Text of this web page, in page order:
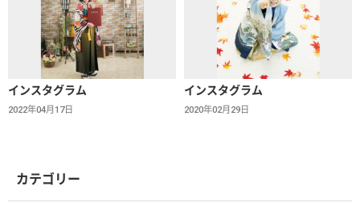
インスタグラム
2022年04月17日
インスタグラム
2020年02月29日
カテゴリー